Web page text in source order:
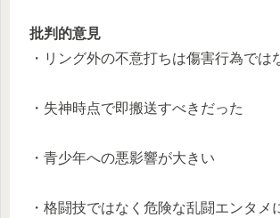
批判的意見
・リング外の不意打ちは傷害行為では
・失神時点で即搬送すべきだった
・青少年への悪影響が大きい
・格闘技ではなく危険な乱闘エンタメ